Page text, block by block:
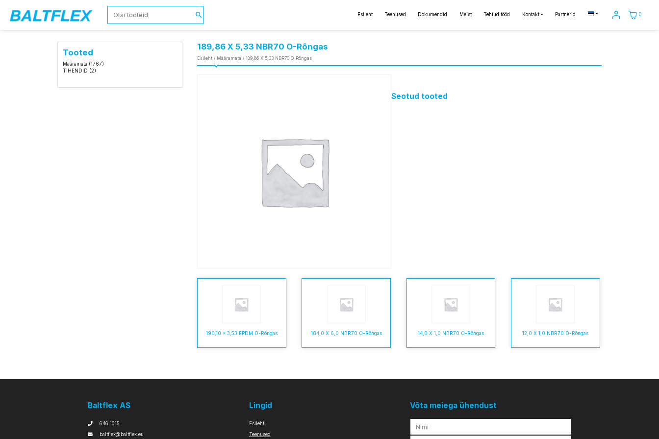
Esileht Teenused Dokumendid Meist Tehtud tööd Kontakt Partnerid 0
Tooted
Määramata (1767)
TIHENDID (2)
189,86 X 5,33 NBR70 O-Rõngas
Esileht / Määramata / 189,86 X 5,33 NBR70 O-Rõngas
Seotud tooted
190,10 x 3,53 EPDM O-Rõngas 184,0 X 6,0 NBR70 O-Rõngas 14,0 X 1,0 NBR70 O-Rõngas 12,0 X 1,0 NBR70 O-Rõngas
Baltflex AS
646 1015
baltflex@baltflex.eu
Lingid
Esileht
Teenused
Võta meiega ühendust